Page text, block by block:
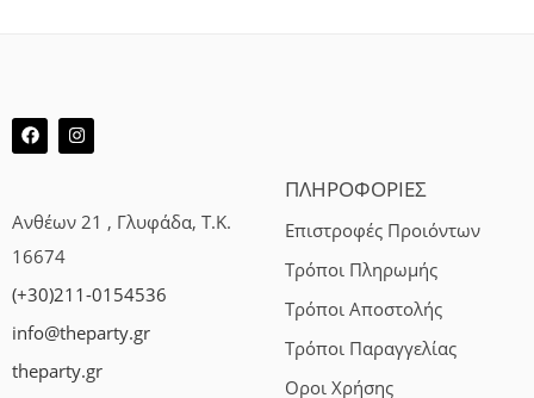
Ανθέων 21 , Γλυφάδα, Τ.Κ.
16674
(+30)211-0154536
info@theparty.gr
theparty.gr
ΠΛΗΡΟΦΟΡΙΕΣ
Επιστροφές Προιόντων
Τρόποι Πληρωμής
Τρόποι Αποστολής
Τρόποι Παραγγελίας
Οροι Χρήσης